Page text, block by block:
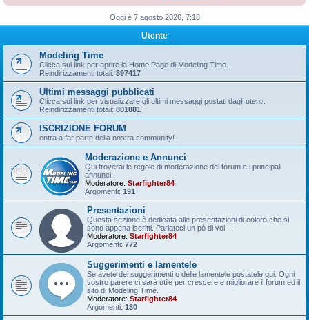
Oggi è 7 agosto 2026, 7:18
Utente
Modeling Time
Clicca sul link per aprire la Home Page di Modeling Time.
Reindirizzamenti totali: 397417
Ultimi messaggi pubblicati
Clicca sul link per visualizzare gli ultimi messaggi postati dagli utenti.
Reindirizzamenti totali: 801881
ISCRIZIONE FORUM
entra a far parte della nostra community!
Moderazione e Annunci
Qui troverai le regole di moderazione del forum e i principali
annunci.
Moderatore: Starfighter84
Argomenti: 191
Presentazioni
Questa sezione è dedicata alle presentazioni di coloro che si
sono appena iscritti. Parlateci un pò di voi....
Moderatore: Starfighter84
Argomenti: 772
Suggerimenti e lamentele
Se avete dei suggerimenti o delle lamentele postatele qui. Ogni
vostro parere ci sarà utile per crescere e migliorare il forum ed il
sito di Modeling Time.
Moderatore: Starfighter84
Argomenti: 130